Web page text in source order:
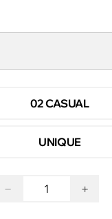
02 CASUAL
UNIQUE
− +